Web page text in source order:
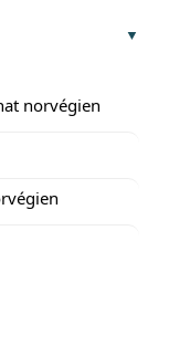
norvégien